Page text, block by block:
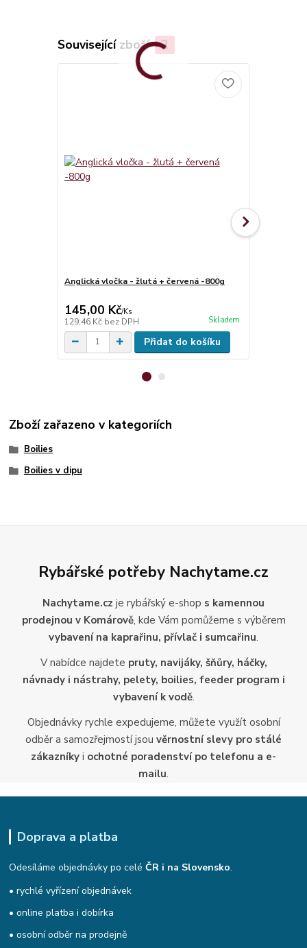
Související zboží 2
Anglická vločka - žlutá + červená -800g
145,00 Kč/Ks
129,46 Kč bez DPH Skladem
Přidat do košíku
Zboží zařazeno v kategoriích
Boilies
Boilies v dipu
Rybářské potřeby Nachytame.cz
Nachytame.cz je rybářský e-shop s kamennou
prodejnou v Komárově, kde Vám pomůžeme s výběrem
vybavení na kaprařinu, přívlač i sumcařinu.
V nabídce najdete pruty, navijáky, šňůry, háčky,
návnady i nástrahy, pelety, boilies, feeder program i
vybavení k vodě.
Objednávky rychle expedujeme, můžete využít osobní
odběr a samozřejmostí jsou věrnostní slevy pro stálé
zákazníky i ochotné poradenství po telefonu a e-
mailu.
Doprava a platba
Odesíláme objednávky po celéČR i na Slovensko.
• rychlé vyřízení objednávek
• online platba i dobírka
• osobní odběr na prodejně